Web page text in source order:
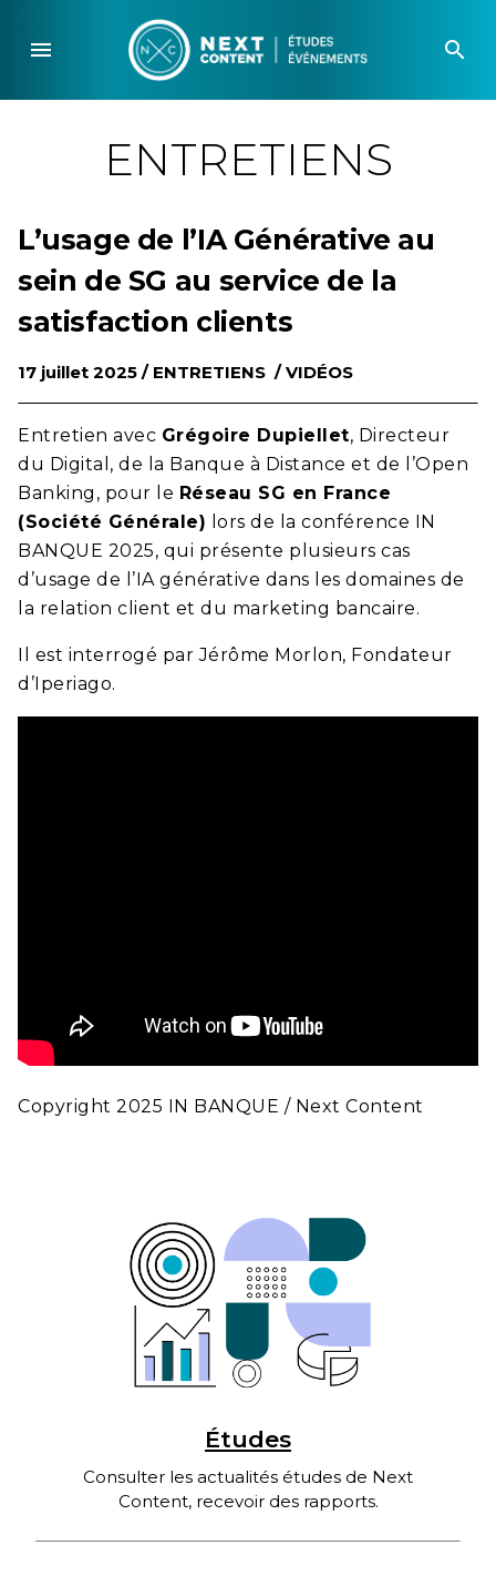
content
menu search
ENTRETIENS
L’usage de l’IA Générative au
sein de SG au service de la
satisfaction clients
17 juillet 2025 / ENTRETIENS /VIDÉOS
Entretien avec Grégoire Dupiellet, Directeur
du Digital, de la Banque à Distance et de l’Open
Banking, pour le Réseau SG en France
(Société Générale) lors de la conférence IN
BANQUE 2025, qui présente plusieurs cas
d’usage de l’IA générative dans les domaines de
la relation client et du marketing bancaire.
Il est interrogé par Jérôme Morlon, Fondateur
d’Iperiago.
Copyright 2025 IN BANQUE / Next Content
Études
Consulter les actualités études de Next
Content, recevoir des rapports.